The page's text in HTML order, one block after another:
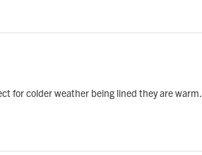
for colder weather being lined they are warm.